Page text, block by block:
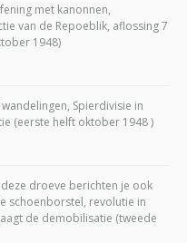
met kanonnen,
van de Repoeblik, aflossing 7
1948)
Spierdivisie in
(eerste helft oktober 1948 )
droeve berichten je ook
schoenborstel, revolutie in
de demobilisatie (tweede